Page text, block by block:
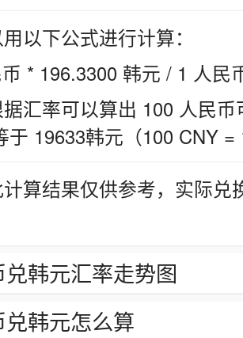
以下公式进行计算：
* 196.3300 韩元 / 1 人民
汇率可以算出 100 人民
于 19633韩元（100 CNY =
算结果仅供参考，实际
兑韩元汇率走势图
兑韩元怎么算